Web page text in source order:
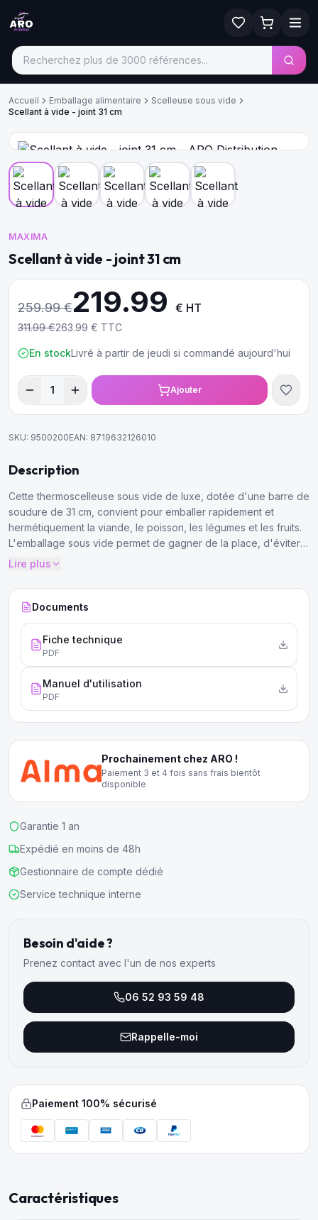
Accueil Emballage alimentaire
Scelleuse sous vide
Scellant à vide - joint 31 cm
MAXIMA
Scellant à vide - joint 31 cm
259.99€219.99 € HT
311.99€263.99 € TTC
En stockLivré à partir de jeudi si commandé aujourd'hui
1 Ajouter
SKU: 9500200EAN: 8719632126010
Description
Cette thermoscelleuse sous vide de luxe, dotée d'une barre de
soudure de 31 cm, convient pour emballer rapidement et
hermétiquement la viande, le poisson, les légumes et les fruits.
L'emballage sous vide permet de gagner de la place, d'éviter
les brûlures de congélation et de conserver la fraîcheur des
la possibilité de se développer. La scelleuse dispose d'une
fonction séparée de pulsation et de scellement
Lire plus
Documents
Fiche technique
PDF
Manuel d'utilisation
PDF
Prochainement chez ARO !
Paiement 3 et 4 fois sans frais bientôt
disponible
Garantie 1 an
Expédié en moins de 48h
Gestionnaire de compte dédié
Service technique interne
Besoin d'aide ?
Prenez contact avec l'un de nos experts
06 52 93 59 48
Rappelle-moi
Paiement 100% sécurisé
Caractéristiques